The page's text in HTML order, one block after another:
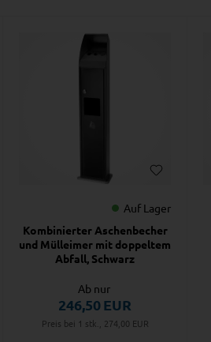
Auf Lager
Kombinierter Aschenbecher
und Mülleimer mit doppeltem
Abfall, Schwarz
Ab nur
246,50EUR
Preis bei 1 stk., 274,00 EUR